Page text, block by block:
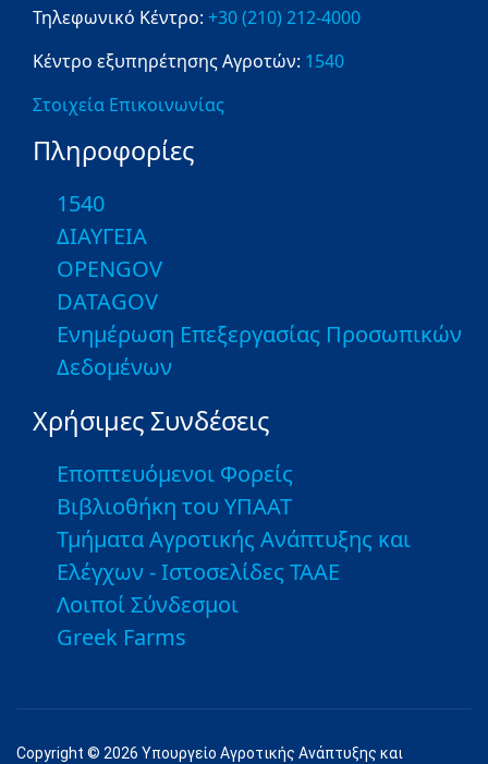
Τηλεφωνικό Κέντρο: +30 (210) 212-4000
Κέντρο εξυπηρέτησης Αγροτών: 1540
Στοιχεία Επικοινωνίας
Πληροφορίες
1540
ΔΙΑΥΓΕΙΑ
OPENGOV
DATAGOV
Ενημέρωση Επεξεργασίας Προσωπικών
Δεδομένων
Χρήσιμες Συνδέσεις
Εποπτευόμενοι Φορείς
Βιβλιοθήκη του ΥΠΑΑΤ
Τμήματα Αγροτικής Ανάπτυξης και
Ελέγχων - Ιστοσελίδες ΤΑΑΕ
Λοιποί Σύνδεσμοι
Greek Farms
Copyright © 2026 Υπουργείο Αγροτικής Ανάπτυξης και